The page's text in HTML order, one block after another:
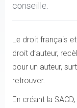
conseille.
Le droit français
droit d’auteur,
pour un auteur,
retrouver.
En créant la